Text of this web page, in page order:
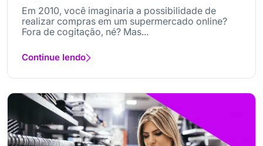
Em 2010, você imaginaria a possibilidade de
realizar compras em um supermercado online?
Fora de cogitação, né? Mas...
Continue lendo